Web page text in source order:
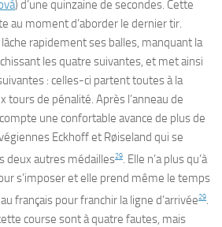
) d’une quinzaine de secondes. Cette
au moment d’aborder le dernier tir.
rapidement ses balles, manquant la
les quatre suivantes, et met ainsi
: celles-ci partent toutes à la
tours de pénalité. Après l’anneau de
une confortable avance de plus de
Eckhoff et Røiseland qui se
deux autres médailles29. Elle n’a plus qu’à
s’imposer et elle prend même le temps
français pour franchir la ligne d’arrivée29.
course sont à quatre fautes, mais